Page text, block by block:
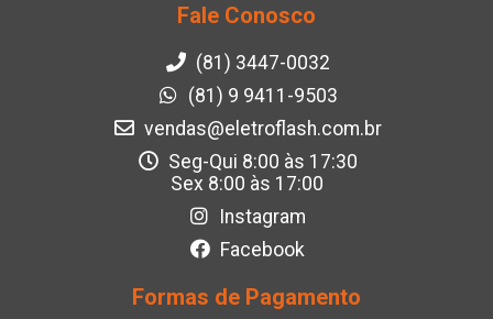
Fale Conosco
(81) 3447-0032
(81) 9 9411-9503
vendas@eletroflash.com.br
Seg-Qui 8:00 às 17:30
Sex 8:00 às 17:00
Instagram
Facebook
Formas de Pagamento